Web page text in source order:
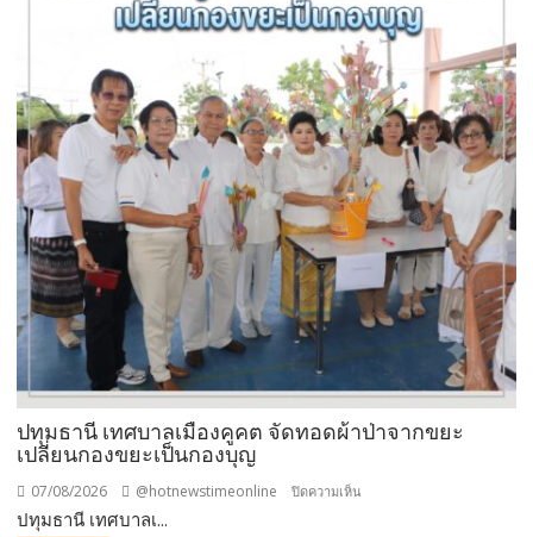
ปทุมธานี เทศบาลเมืองคูคต จัดทอดผ้าป่าจากขยะ
เปลี่ยนกองขยะเป็นกองบุญ
07/08/2026 @hotnewstimeonline ปิดความเห็น
ปทุมธานี เทศบาลเ...